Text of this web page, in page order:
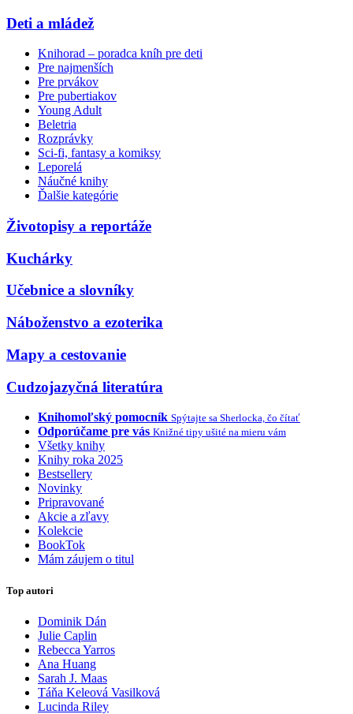
Deti a mládež
Knihorad – poradca kníh pre deti
Pre najmenších
Pre prvákov
Pre pubertiakov
Young Adult
Beletria
Rozprávky
Sci-fi, fantasy a komiksy
Leporelá
Náučné knihy
Ďalšie kategórie
Životopisy a reportáže
Kuchárky
Učebnice a slovníky
Náboženstvo a ezoterika
Mapy a cestovanie
Cudzojazyčná literatúra
Knihomoľský pomocník Spýtajte sa Sherlocka, čo čítať
Odporúčame pre vás Knižné tipy ušité na mieru vám
Všetky knihy
Knihy roka 2025
Bestsellery
Novinky
Pripravované
Akcie a zľavy
Kolekcie
BookTok
Mám záujem o titul
Top autori
Dominik Dán
Julie Caplin
Rebecca Yarros
Ana Huang
Sarah J. Maas
Táňa Keleová Vasilková
Lucinda Riley